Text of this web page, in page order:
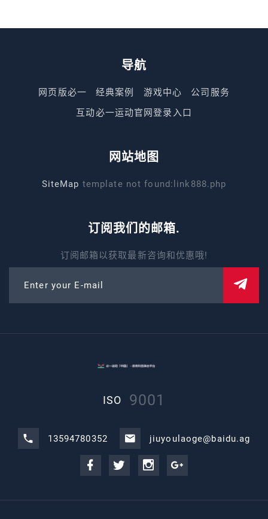
导航
网页版必一 经典案例 游戏中心
公司服务
互动必一运动官网登录入口
网站地图
SiteMap template not found:link888.php
订阅我们的邮箱.
订阅邮箱以获取最新咨询和优惠哦!
Enter your E-mail
ISO 9001
13594780352 jiuyoulaoge@baidu.ag